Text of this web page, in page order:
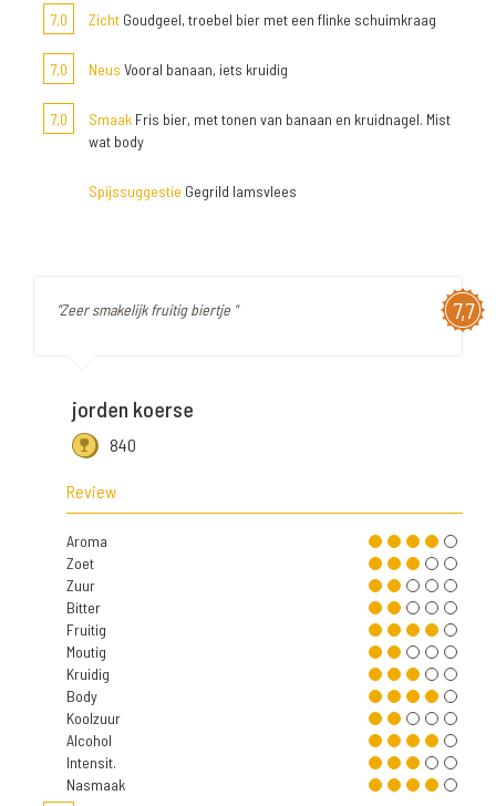
7,0
Zicht Goudgeel, troebel bier met een flinke schuimkraag
7,0 Neus Vooral banaan, iets kruidig
7,0 Smaak Fris bier, met tonen van banaan en kruidnagel. Mist
wat body
Spijssuggestie Gegrild lamsvlees
7,7
"Zeer smakelijk fruitig biertje "
jorden koerse
840
Review
Aroma
Zoet
Zuur
Bitter
Fruitig
Moutig
Kruidig
Body
Koolzuur
Alcohol
Intensit.
Nasmaak